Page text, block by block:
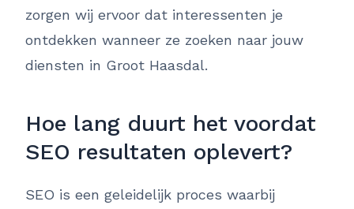
zorgen wij ervoor dat interessenten je
ontdekken wanneer ze zoeken naar jouw
diensten in Groot Haasdal.
Hoe lang duurt het voordat
SEO resultaten oplevert?
SEO is een geleidelijk proces waarbij